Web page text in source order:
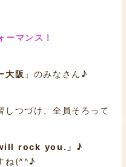
マンス！
大阪 」のみなさん♪
しつづけ、全員そろって
will rock you.」♪
ね(^^♪